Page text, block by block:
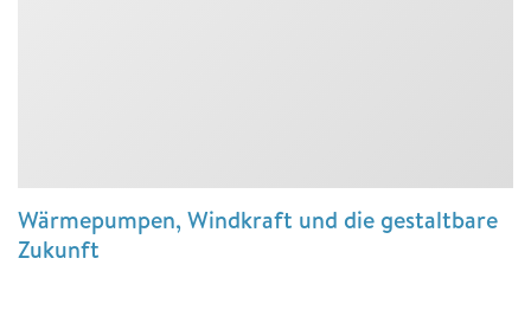
Wärmepumpen, Windkraft und die gestaltbare
Zukunft